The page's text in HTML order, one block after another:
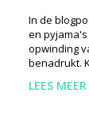
In de
en
opwinding
benadrukt.
LEES MEER